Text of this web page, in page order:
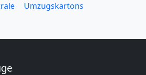
Umzugskartons